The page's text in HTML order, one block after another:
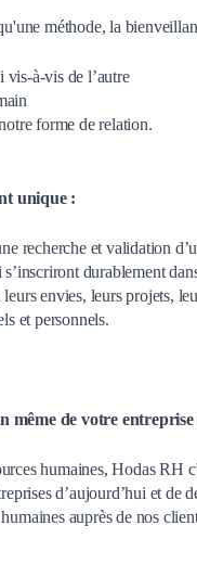
méthode, la
vis-à-vis de l’autre
forme de relation.
unique :
recherche et validation
durablement
envies, leurs projets,
et personnels.
même de votre entreprise
humaines, Hodas RH
d’aujourd’hui et
auprès de nos